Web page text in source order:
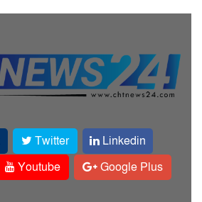
Twitter
Linkedin
Youtube Google Plus